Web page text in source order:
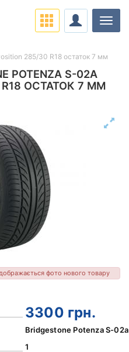
POTENZA S-02A
R18 ОСТАТОК 7 ММ
фото нового товару
3300 грн.
Bridgestone Potenza S-
1
285/30 R18 остаток 7 мм